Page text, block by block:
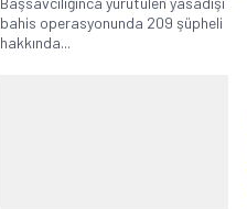
bahis operasyonunda 209 şüpheli
hakkında...